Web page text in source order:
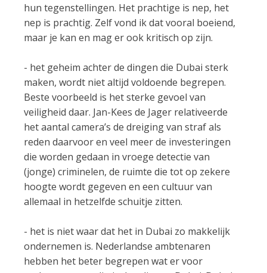
hun tegenstellingen. Het prachtige is nep, het
nep is prachtig. Zelf vond ik dat vooral boeiend,
maar je kan en mag er ook kritisch op zijn.
- het geheim achter de dingen die Dubai sterk
maken, wordt niet altijd voldoende begrepen.
Beste voorbeeld is het sterke gevoel van
veiligheid daar. Jan-Kees de Jager relativeerde
het aantal camera’s de dreiging van straf als
reden daarvoor en veel meer de investeringen
die worden gedaan in vroege detectie van
(jonge) criminelen, de ruimte die tot op zekere
hoogte wordt gegeven en een cultuur van
allemaal in hetzelfde schuitje zitten.
- het is niet waar dat het in Dubai zo makkelijk
ondernemen is. Nederlandse ambtenaren
hebben het beter begrepen wat er voor